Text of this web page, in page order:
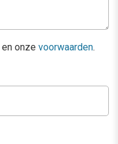
en onze voorwaarden.